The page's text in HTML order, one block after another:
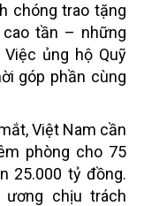
chóng trao tặng
tần – những
ủng hộ Quỹ
góp phần cùng
Việt Nam cần
phòng cho 75
25.000 tỷ đồng.
ương chịu trách